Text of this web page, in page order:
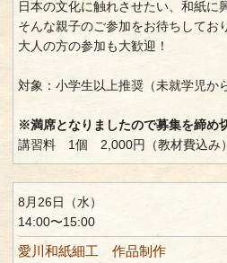
日本の文化に触れさせたい、和紙に
そんな親子のご参加をお待ちしてお
大人の方の参加も大歓迎！
対象：小学生以上推奨（未就学児か
※満席となりましたので募集を締め
講習料 1個 2,000円（教材費込み）
8月26日（水）
14:00〜15:00
愛川和紙細工 作品制作